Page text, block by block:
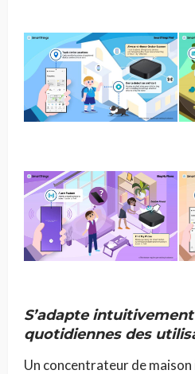
S’adapte
quotidiennes des
Un concentrateur de